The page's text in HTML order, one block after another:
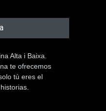
Alta i Baixa.
te ofrecemos
tú eres el